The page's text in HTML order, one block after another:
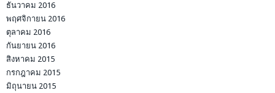
ธันวาคม 2016
พฤศจิกายน 2016
ตุลาคม 2016
กันยายน 2016
สิงหาคม 2015
กรกฎาคม 2015
มิถุนายน 2015